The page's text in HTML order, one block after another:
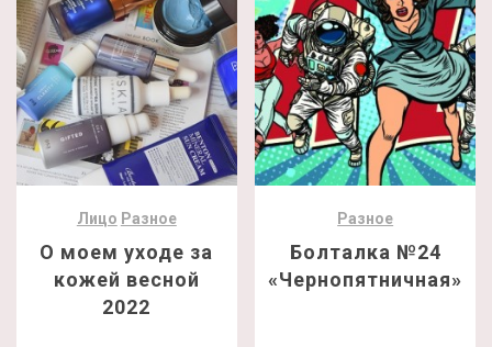
Лицо Разное
О моем уходе за
кожей весной
2022
Разное
Болталка №24
«Чернопятничная»